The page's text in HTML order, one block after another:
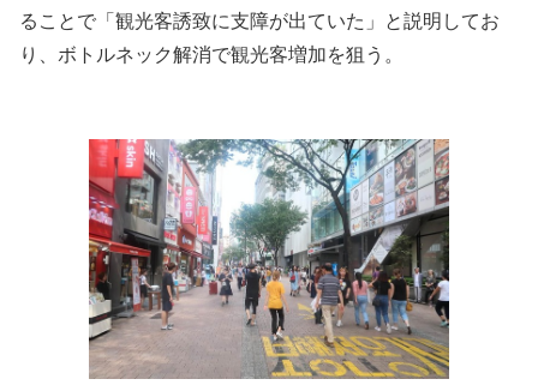
ることで「観光客誘致に支障が出ていた」と説明してお
り、ボトルネック解消で観光客増加を狙う。